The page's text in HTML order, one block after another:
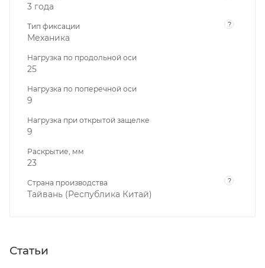
3 года
Тип фиксации ?
Механика
Нагрузка по продольной оси
25
Нагрузка по поперечной оси
9
Нагрузка при открытой защелке
9
Раскрытие, мм
23
Страна производства ?
Тайвань (Республика Китай)
Статьи